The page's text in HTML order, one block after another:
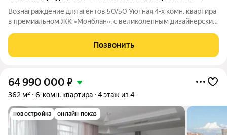
Вознаграждение для агентов 50/50 Уютная 4-х комн. квартира
в премиальном ЖК «Монблан», с великолепным дизайнерским
- это для Вас! Гостиная, кухня, 2 мастер-спальни, кабинет (или
спальня), 3 с/у,
Позвонить
64 990 000 ₽
362 м² 6-комн. квартира 4 этаж из 4
новостройка онлайн показ